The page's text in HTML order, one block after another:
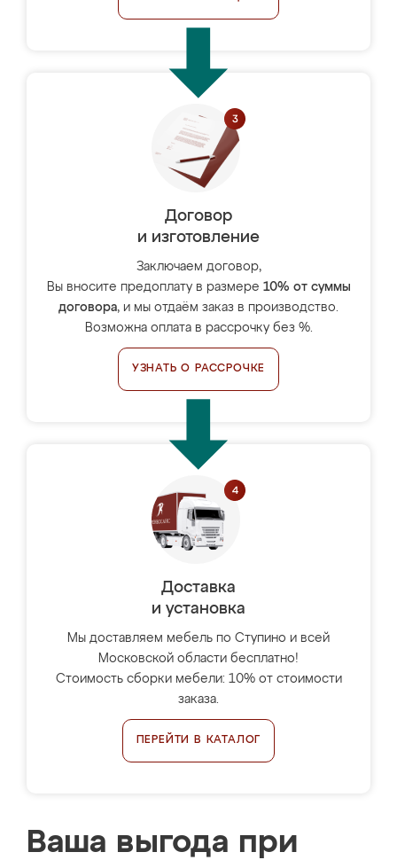
Договор
и изготовление
Заключаем договор,
Вы вносите предоплату в размере 10% от суммы
договора, и мы отдаём заказ в производство.
Возможна оплата в рассрочку без %.
УЗНАТЬ О РАССРОЧКЕ
Доставка
и установка
Мы доставляем мебель по Ступино и всей
Московской области бесплатно!
Стоимость сборки мебели: 10% от стоимости
заказа.
ПЕРЕЙТИ В КАТАЛОГ
Ваша выгода при